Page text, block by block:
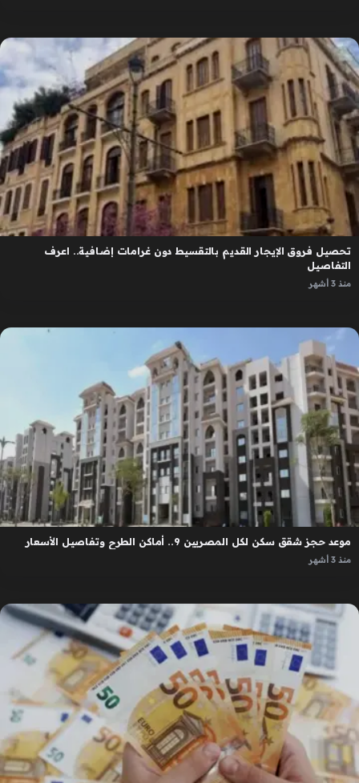
تحصيل فروق الإيجار القديم بالتقسيط دون غرامات إضافية.. اعرف
التفاصيل
منذ 3 أشهر
موعد حجز شقق سكن لكل المصريين 9.. أماكن الطرح وتفاصيل الأسعار
منذ 3 أشهر